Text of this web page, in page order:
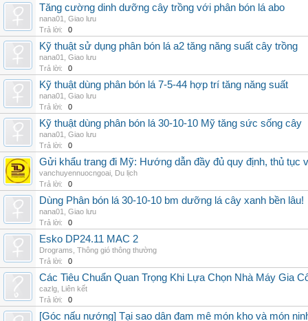
Tăng cường dinh dưỡng cây trồng với phân bón lá abo
nana01
Giao lưu
Trả lời:
0
Kỹ thuật sử dụng phân bón lá a2 tăng năng suất cây trồng
nana01
Giao lưu
Trả lời:
0
Kỹ thuật dùng phân bón lá 7-5-44 hợp trí tăng năng suất
nana01
Giao lưu
Trả lời:
0
Kỹ thuật dùng phân bón lá 30-10-10 Mỹ tăng sức sống cây
nana01
Giao lưu
Trả lời:
0
Gửi khẩu trang đi Mỹ: Hướng dẫn đầy đủ quy định, thủ tục
vanchuyennuocngoai Du lịch
Trả lời:
0
Dùng Phân bón lá 30-10-10 bm dưỡng lá cây xanh bền lâu!
nana01
Giao lưu
Trả lời:
0
Esko DP24.11 MAC 2
Drograms Thông gió thông thường
Trả lời:
0
Các Tiêu Chuẩn Quan Trọng Khi Lựa Chọn Nhà Máy Gia
cazlg Liên kết
Trả lời:
0
[Góc nấu nướng] Tại sao dân đam mê món kho và món